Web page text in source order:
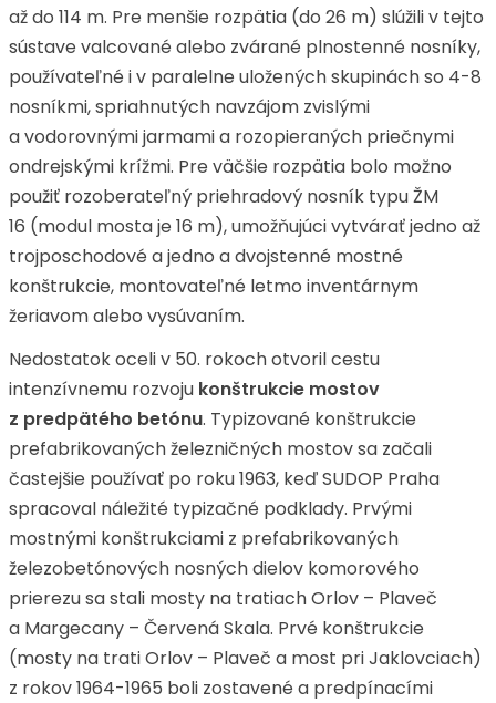
až do 114 m. Pre menšie rozpätia (do 26 m) slúžili v tejto
sústave valcované alebo zvárané plnostenné nosníky,
používateľné i v paralelne uložených skupinách so 4-8
nosníkmi, spriahnutých navzájom zvislými
a vodorovnými jarmami a rozopieraných priečnymi
ondrejskými krížmi. Pre väčšie rozpätia bolo možno
použiť rozoberateľný priehradový nosník typu ŽM
16 (modul mosta je 16 m), umožňujúci vytvárať jedno až
trojposchodové a jedno a dvojstenné mostné
konštrukcie, montovateľné letmo inventárnym
žeriavom alebo vysúvaním.
Nedostatok oceli v 50. rokoch otvoril cestu
intenzívnemu rozvoju konštrukcie mostov
z predpätého betónu. Typizované konštrukcie
prefabrikovaných železničných mostov sa začali
častejšie používať po roku 1963, keď SUDOP Praha
spracoval náležité typizačné podklady. Prvými
mostnými konštrukciami z prefabrikovaných
železobetónových nosných dielov komorového
prierezu sa stali mosty na tratiach Orlov – Plaveč
a Margecany – Červená Skala. Prvé konštrukcie
(mosty na trati Orlov – Plaveč a most pri Jaklovciach)
z rokov 1964-1965 boli zostavené a predpínacími